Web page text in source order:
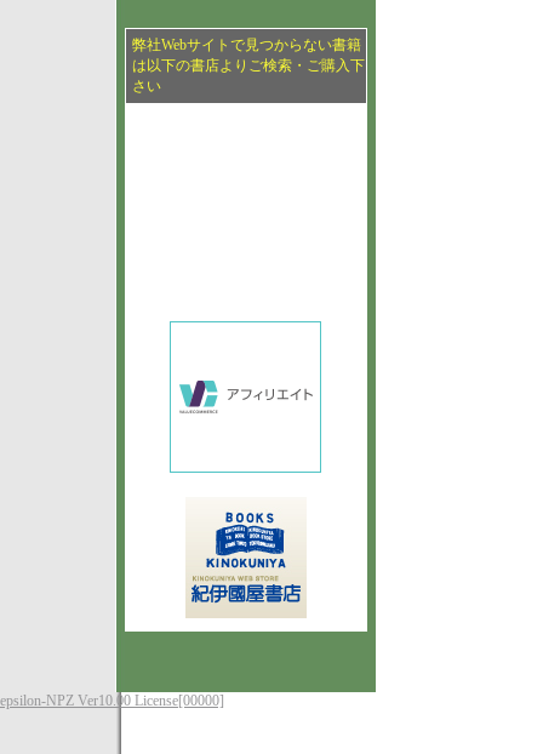
弊社Webサイトで見つからない書籍
は以下の書店よりご検索・ご購入下
さい
epsilon-NPZ Ver10.00 License[00000]